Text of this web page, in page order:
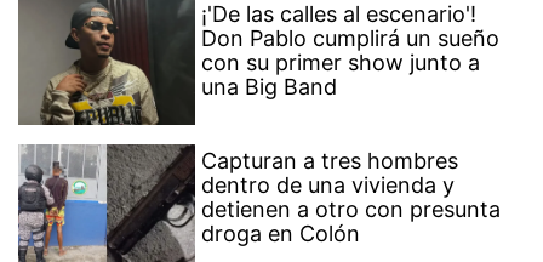
¡'De las calles al escenario'!
Don Pablo cumplirá un sueño
con su primer show junto a
una Big Band
Capturan a tres hombres
dentro de una vivienda y
detienen a otro con presunta
droga en Colón